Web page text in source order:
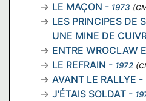
LE MAÇON - 1973
LES PRINCIPES DE
UNE MINE DE
ENTRE WROCLAW
LE REFRAIN - 1972
AVANT LE RALLYE -
J'ÉTAIS SOLDAT -